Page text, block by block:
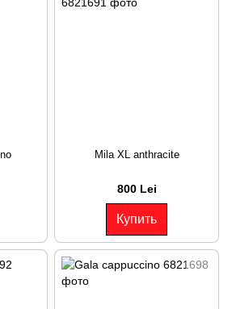
Mila XL anthracite
800 Lei
Купить